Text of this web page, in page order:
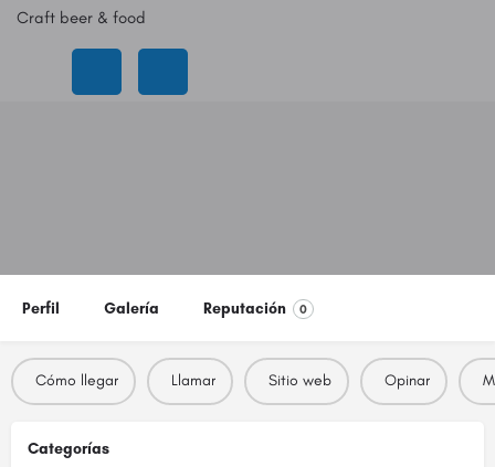
Craft beer & food
Perfil Galería Reputación 0
Cómo llegar Llamar Sitio web Opinar
Categorías